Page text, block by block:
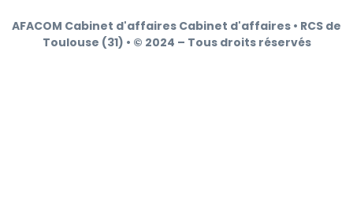
AFACOM Cabinet d'affaires Cabinet d'affaires • RCS de
Toulouse (31) • © 2024 – Tous droits réservés